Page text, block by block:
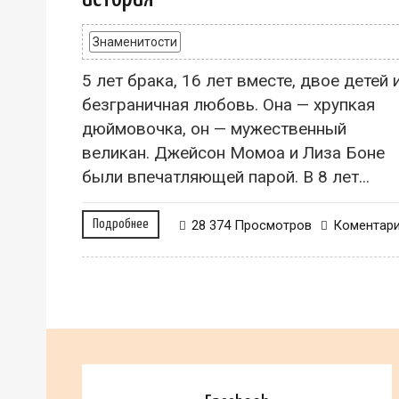
Знаменитости
5 лет брака, 16 лет вместе, двое детей
безграничная любовь. Она — хрупкая
дюймовочка, он — мужественный
великан. Джейсон Момоа и Лиза Боне
были впечатляющей парой. В 8 лет...
Подробнее 28 374 Просмотров